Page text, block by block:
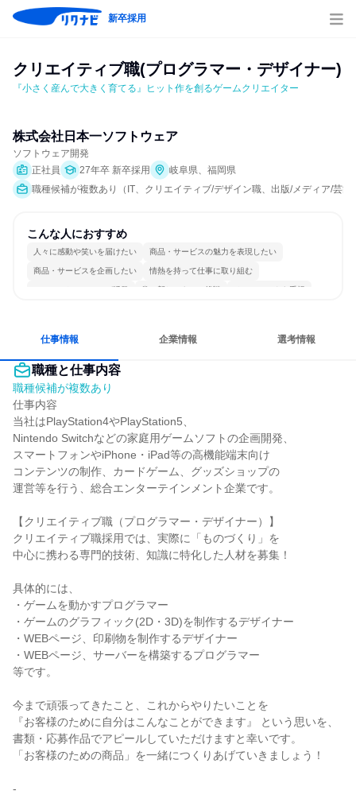
新卒採用
クリエイティブ職(プログラマー・デザイナー)
『小さく産んで大きく育てる』ヒット作を創るゲームクリエイター
株式会社日本一ソフトウェア
ソフトウェア開発
正社員
27年卒 新卒採用
岐阜県、福岡県
職種候補が複数あり（IT、クリエイティブ/デザイン職、出版/メディア/芸能
こんな人におすすめ
人々に感動や笑いを届けたい 商品・サービスの魅力を表現したい
商品・サービスを企画したい 情熱を持って仕事に取り組む
コミュニケーションが活発 常に新しいものに挑戦 チームワークを重視
仕事情報 企業情報 選考情報
職種と仕事内容
職種候補が複数あり
仕事内容
当社はPlayStation4やPlayStation5、
Nintendo Switchなどの家庭用ゲームソフトの企画開発、
スマートフォンやiPhone・iPad等の高機能端末向け
コンテンツの制作、カードゲーム、グッズショップの
運営等を行う、総合エンターテインメント企業です。
【クリエイティブ職（プログラマー・デザイナー）】
クリエイティブ職採用では、実際に「ものづくり」を
中心に携わる専門的技術、知識に特化した人材を募集！
具体的には、
・ゲームを動かすプログラマー
・ゲームのグラフィック(2D・3D)を制作するデザイナー
・WEBページ、印刷物を制作するデザイナー
・WEBページ、サーバーを構築するプログラマー
等です。
今まで頑張ってきたこと、これからやりたいことを
『お客様のために自分はこんなことができます』 という思いを、
書類・応募作品でアピールしていただけますと幸いです。
「お客様のための商品」を一緒につくりあげていきましょう！
-